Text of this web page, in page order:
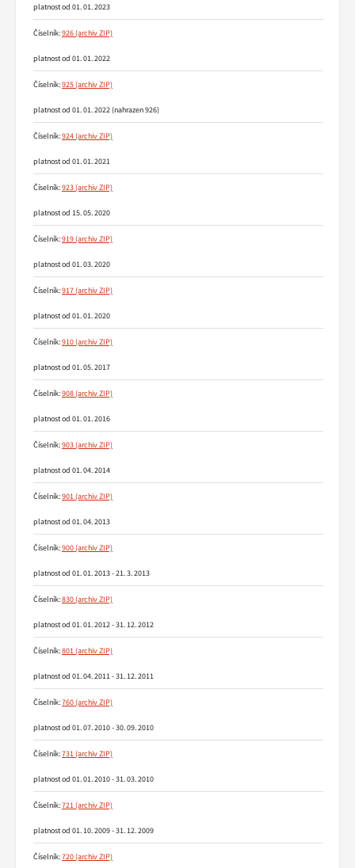
platnost od 01. 01. 2023
Číselník:926
platnost od 01. 01. 2022
Číselník:925
platnost od 01. 01. 2022 (nahrazen 926)
Číselník:924
platnost od 01. 01. 2021
Číselník:923
platnost od 15. 05. 2020
Číselník:919
platnost od 01. 03. 2020
Číselník:917
platnost od 01. 01. 2020
Číselník:910
platnost od 01. 05. 2017
Číselník:908
platnost od 01. 01. 2016
Číselník:903
platnost od 01. 04. 2014
Číselník:901
platnost od 01. 04. 2013
Číselník:900
platnost od 01. 01. 2013 - 21. 3. 2013
Číselník:830
platnost od 01. 01. 2012 - 31. 12. 2012
Číselník:801
platnost od 01. 04. 2011 - 31. 12. 2011
Číselník:760
platnost od 01. 07. 2010 - 30. 09. 2010
Číselník:731
platnost od 01. 01. 2010 - 31. 03. 2010
Číselník:721
platnost od 01. 10. 2009 - 31. 12. 2009
Číselník:720